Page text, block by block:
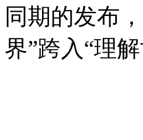
同期的发布
界”跨入“理